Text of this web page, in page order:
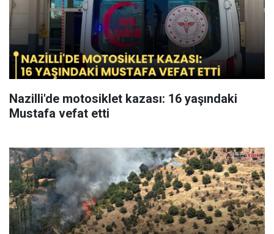
Nazilli'de motosiklet kazası: 16 yaşındaki
Mustafa vefat etti